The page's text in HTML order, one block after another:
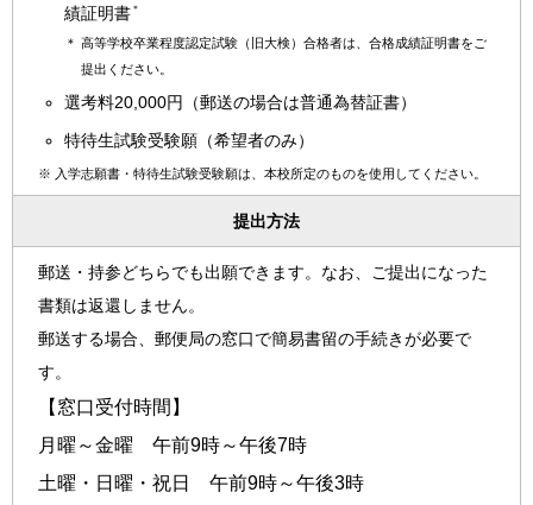
績証明書 ＊
＊ 高等学校卒業程度認定試験（旧大検）合格者は、合格成績証明書をご
提出ください。
選考料20,000円（郵送の場合は普通為替証書）
特待生試験受験願（希望者のみ）
※ 入学志願書・特待生試験受験願は、本校所定のものを使用してください。
提出方法
郵送・持参どちらでも出願できます。なお、ご提出になった
書類は返還しません。
郵送する場合、郵便局の窓口で簡易書留の手続きが必要で
す。
【窓口受付時間】
月曜～金曜 午前9時～午後7時
土曜・日曜・祝日 午前9時～午後3時